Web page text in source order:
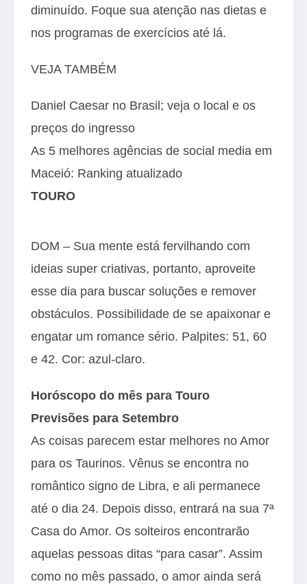
diminuído. Foque sua atenção nas dietas e
nos programas de exercícios até lá.
VEJA TAMBÉM
Daniel Caesar no Brasil; veja o local e os
preços do ingresso
As 5 melhores agências de social media em
Maceió: Ranking atualizado
TOURO
DOM – Sua mente está fervilhando com
ideias super criativas, portanto, aproveite
esse dia para buscar soluções e remover
obstáculos. Possibilidade de se apaixonar e
engatar um romance sério. Palpites: 51, 60
e 42. Cor: azul-claro.
Horóscopo do mês para Touro
Previsões para Setembro
As coisas parecem estar melhores no Amor
para os Taurinos. Vênus se encontra no
romântico signo de Libra, e ali permanece
até o dia 24. Depois disso, entrará na sua 7ª
Casa do Amor. Os solteiros encontrarão
aquelas pessoas ditas “para casar”. Assim
como no mês passado, o amor ainda será